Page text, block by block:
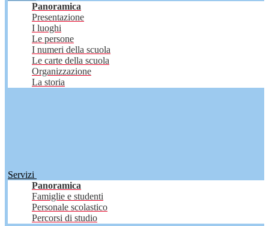
Panoramica
Presentazione
I luoghi
Le persone
I numeri della scuola
Le carte della scuola
Organizzazione
La storia
Servizi
Panoramica
Famiglie e studenti
Personale scolastico
Percorsi di studio